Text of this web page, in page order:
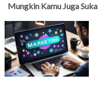
Mungkin Kamu Juga Suka